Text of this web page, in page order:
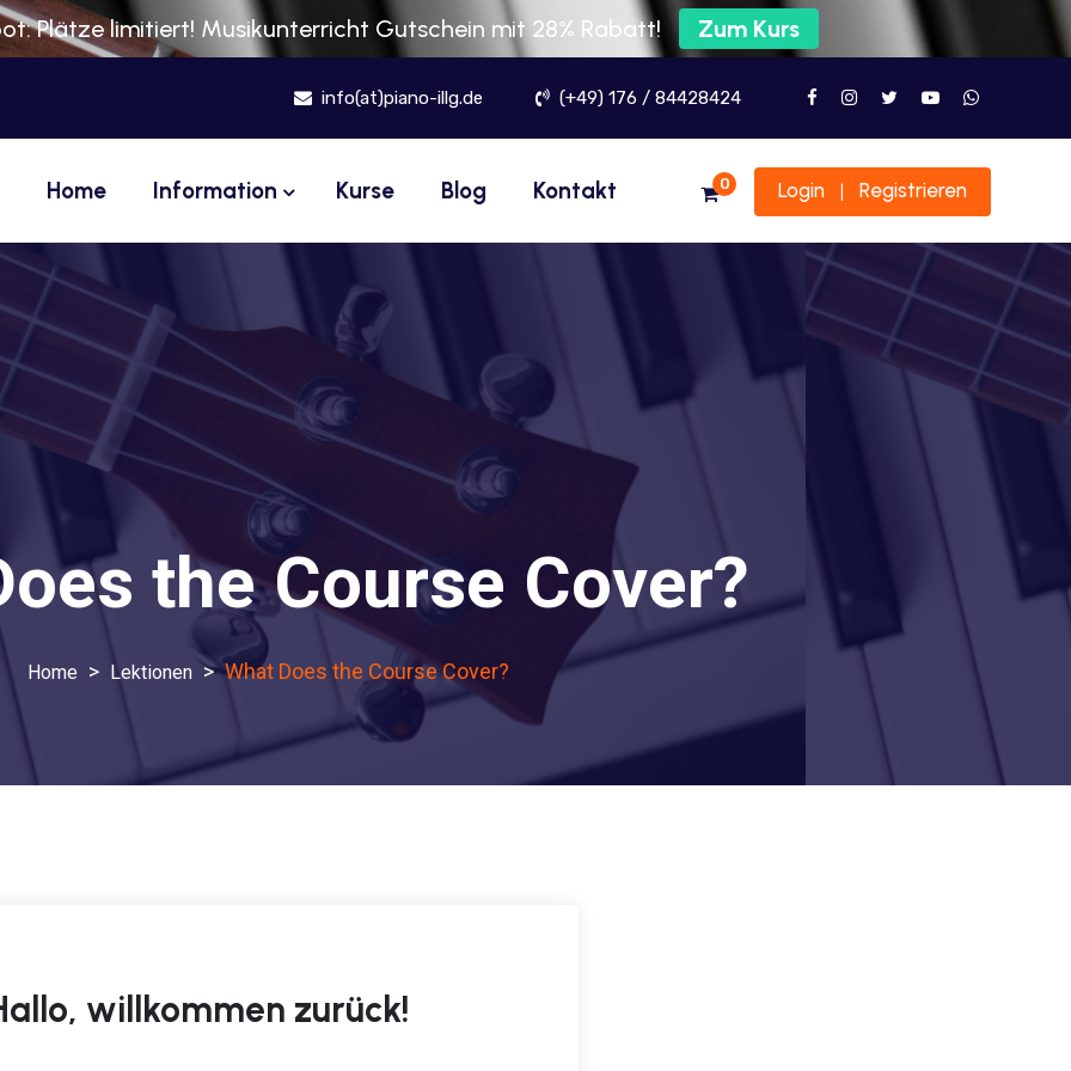
Plätze limitiert! Musikunterricht Gutschein mit 28% Rabatt! Zum Kurs
info(at)piano-illg.de (+49) 176 / 84428424
Home Information Kurse Blog Kontakt 0 Login Registrieren
the Course Cover?
> Lektionen > What Does the Course Cover?
willkommen zurück!